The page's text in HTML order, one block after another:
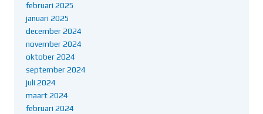
februari 2025
januari 2025
december 2024
november 2024
oktober 2024
september 2024
juli 2024
maart 2024
februari 2024